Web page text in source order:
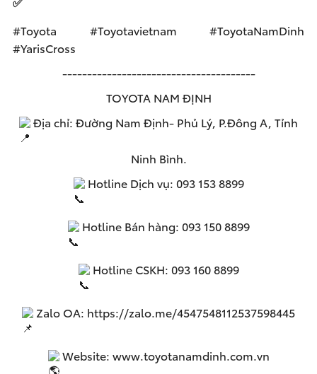
#Toyota #Toyotavietnam
#ToyotaNamDinh
#YarisCross
---------------------------------------
TOYOTA NAM ĐỊNH
Địa chỉ: Đường Nam Định- Phủ Lý, P.Đông A, Tỉnh
Ninh Bình.
Hotline Dịch vụ: 093 153 8899
Hotline Bán hàng: 093 150 8899
Hotline CSKH: 093 160 8899
Zalo OA: https://zalo.me/4547548112537598445
Website: www.toyotanamdinh.com.vn